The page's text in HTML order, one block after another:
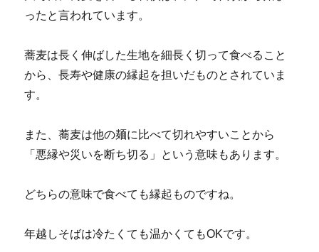
ったと言われています。
蕎麦は長く伸ばした生地を細長く切って食べること
から、長寿や健康の縁起を担いだものとされていま
す。
また、蕎麦は他の麺に比べて切れやすいことから
「悪縁や災いを断ち切る」という意味もあります。
どちらの意味で食べても縁起ものですね。
年越しそばは冷たくても温かくてもOKです。